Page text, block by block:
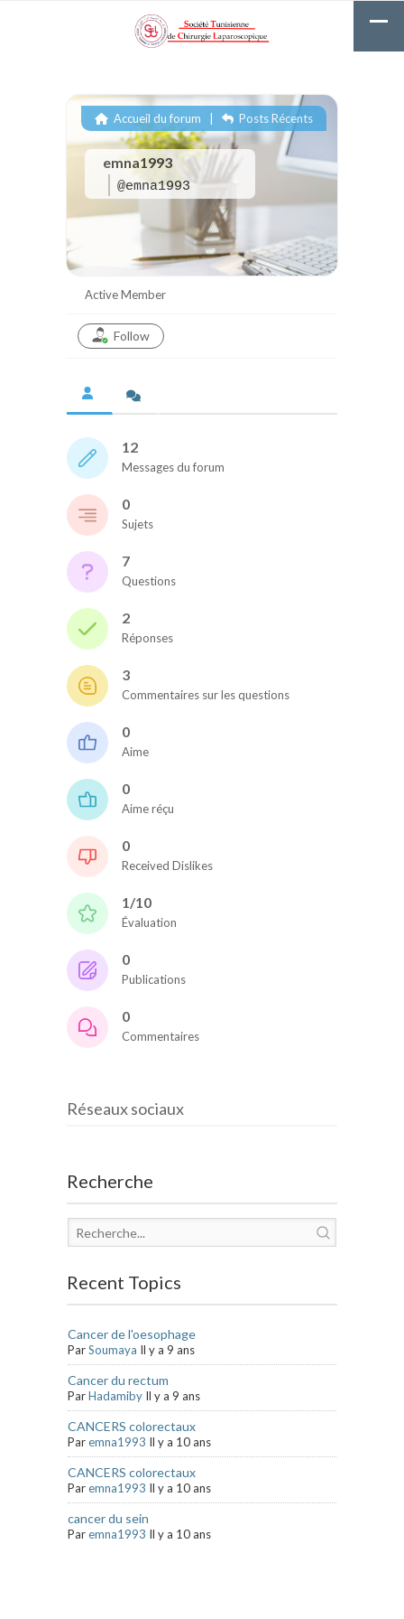
emna1993
@emna1993
Accueil du forum Posts Récents
Active Member
Follow
12
Messages du forum
0
Sujets
7
Questions
2
Réponses
3
Commentaires sur les questions
0
Aime
0
Aime réçu
0
Received Dislikes
1/10
Évaluation
0
Publications
0
Commentaires
Réseaux sociaux
Recherche
Recent Topics
Cancer de l'oesophage
ParSoumaya Il y a 9 ans
Cancer du rectum
ParHadamiby Il y a 9 ans
CANCERS colorectaux
Paremna1993 Il y a 10 ans
CANCERS colorectaux
Paremna1993 Il y a 10 ans
cancer du sein
Paremna1993 Il y a 10 ans